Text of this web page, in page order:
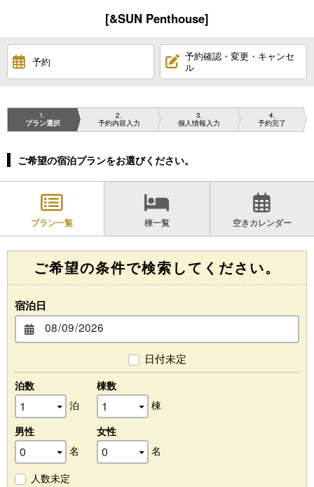
[&SUN Penthouse]
予約
予約確認・変更・キャンセ
ル
1
プラン選択
2
予約内容入力
3
個人情報入力
4
予約完了
ご希望の宿泊プランをお選びください。
プラン一覧 棟一覧 空きカレンダー
ご希望の条件で検索してください。
宿泊日
日付未定
泊数
泊
棟数
棟
男性
名
女性
名
人数未定